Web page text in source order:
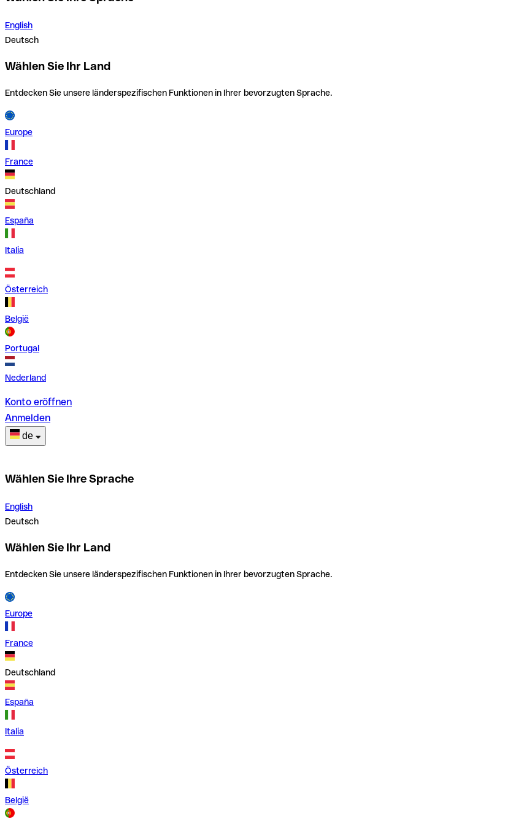
English
Deutsch
Wählen Sie Ihr Land
Entdecken Sie unsere länderspezifischen Funktionen in Ihrer bevorzugten Sprache.
Europe
France
Deutschland
España
Italia
Österreich
België
Portugal
Nederland
Konto eröffnen
Anmelden
de
Wählen Sie Ihre Sprache
English
Deutsch
Wählen Sie Ihr Land
Entdecken Sie unsere länderspezifischen Funktionen in Ihrer bevorzugten Sprache.
Europe
France
Deutschland
España
Italia
Österreich
België